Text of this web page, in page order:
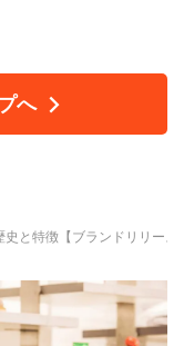
へ
史と特徴【ブランドリリース